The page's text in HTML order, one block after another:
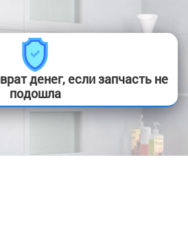
денег, если запчасть не
подошла